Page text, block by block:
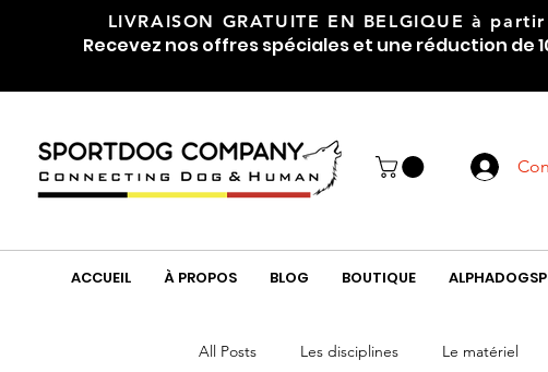
LIVRAISON GRATUITE EN BELGIQUEà partir
Recevez nos offres spéciales et une réduction de
ACCUEIL À PROPOS BLOG BOUTIQUE
All Posts Les disciplines Le matériel